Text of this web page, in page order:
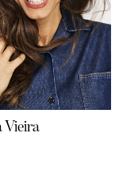
Vieira